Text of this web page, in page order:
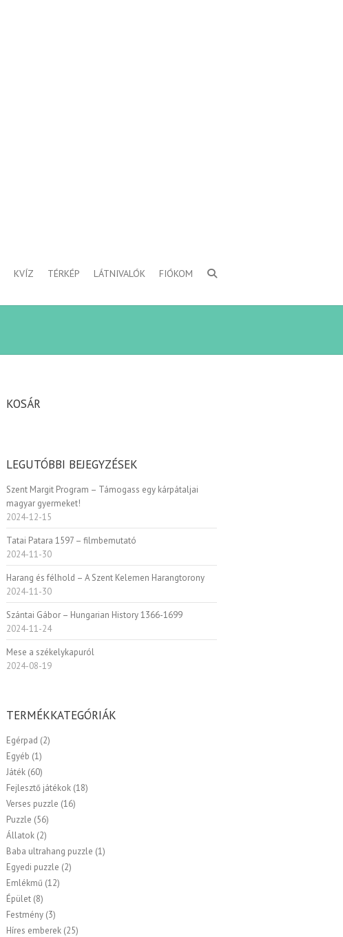
KVÍZ TÉRKÉP LÁTNIVALÓK FIÓKOM
KOSÁR
LEGUTÓBBI BEJEGYZÉSEK
Szent Margit Program – Támogass egy kárpátaljai
magyar gyermeket!
2024-12-15
Tatai Patara 1597 – filmbemutató
2024-11-30
Harang és félhold – A Szent Kelemen Harangtorony
2024-11-30
Szántai Gábor – Hungarian History 1366-1699
2024-11-24
Mese a székelykapuról
2024-08-19
TERMÉKKATEGÓRIÁK
Egérpad (2)
Egyéb (1)
Játék (60)
Fejlesztő játékok (18)
Verses puzzle (16)
Puzzle (56)
Állatok (2)
Baba ultrahang puzzle (1)
Egyedi puzzle (2)
Emlékmű (12)
Épület (8)
Festmény (3)
Híres emberek (25)